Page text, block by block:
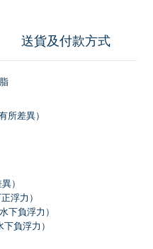
送貨及付款方式
所差異）
）
浮力）
下負浮力）
負浮力）